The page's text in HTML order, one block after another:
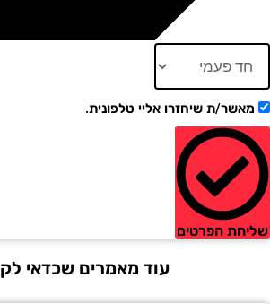
ת שיחזרו אליי טלפונית.
הפרטים
עוד מאמרים שכדאי לקרוא!